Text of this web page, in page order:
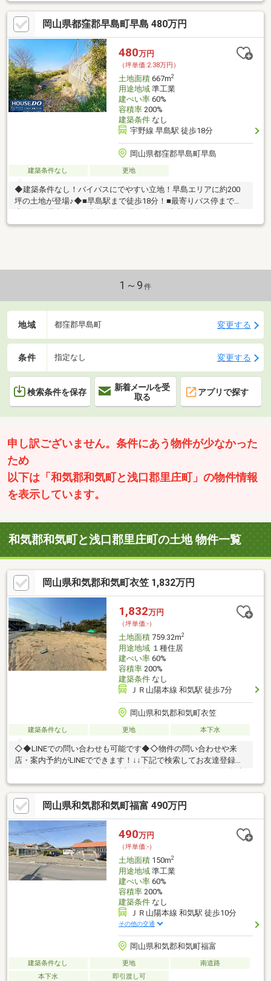
岡山県都窪郡早島町早島 480万円
480万円
（坪単価:2.38万円）
土地面積667m2
用途地域準工業
建ぺい率60%
容積率200%
建築条件なし
宇野線 早島駅 徒歩18分
岡山県都窪郡早島町早島
建築条件なし 更地
◆建築条件なし！バイパスにでやすい立地！早島エリアに約200
坪の土地が登場♪◆■早島駅まで徒歩18分！■最寄りバス停まで徒
1～9 件
地域 都窪郡早島町 変更する
条件 指定なし 変更する
検索条件を保存
新着メールを受
取る
アプリで探す
申し訳ございません。条件にあう物件が少なかった
ため
以下は「和気郡和気町と浅口郡里庄町」の物件情報
を表示しています。
和気郡和気町と浅口郡里庄町の土地 物件一覧
岡山県和気郡和気町衣笠 1,832万円
1,832万円
（坪単価:-）
土地面積759.32m2
用途地域１種住居
建ぺい率60%
容積率200%
建築条件なし
ＪＲ山陽本線 和気駅 徒歩7分
岡山県和気郡和気町衣笠
建築条件なし 更地 本下水
◇◆LINEでの問い合わせも可能です◆◇物件の問い合わせや来
店・案内予約がLINEでできます！↓↓下記で検索してお友達登録し
て下さい↓↓■アカウント名→咲良不動産■ID→＠403akwjq※お友達
登録後、まずはお名前(フルネーム)をメッセージでお送り下さい※
岡山県和気郡和気町福富 490万円
490万円
（坪単価:-）
土地面積150m2
用途地域準工業
建ぺい率60%
容積率200%
建築条件なし
ＪＲ山陽本線 和気駅 徒歩10分
その他の交通
岡山県和気郡和気町福富
建築条件なし 更地
南道路
本下水
即引渡し可